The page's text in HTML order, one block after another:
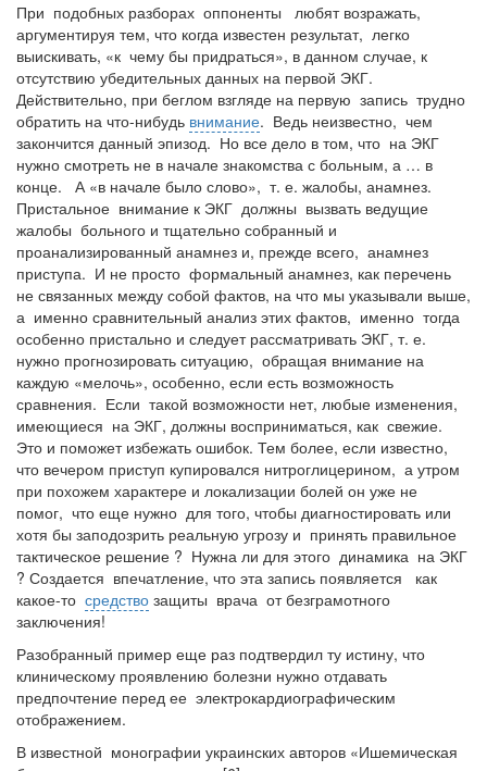
При подобных разборах оппоненты любят возражать,
аргументируя тем, что когда известен результат, легко
выискивать, «к чему бы придраться», в данном случае, к
отсутствию убедительных данных на первой ЭКГ.
Действительно, при беглом взгляде на первую запись трудно
обратить на что-нибудь внимание. Ведь неизвестно, чем
закончится данный эпизод. Но все дело в том, что на ЭКГ
нужно смотреть не в начале знакомства с больным, а … в
конце. А «в начале было слово», т. е. жалобы, анамнез.
Пристальное внимание к ЭКГ должны вызвать ведущие
жалобы больного и тщательно собранный и
проанализированный анамнез и, прежде всего, анамнез
приступа. И не просто формальный анамнез, как перечень
не связанных между собой фактов, на что мы указывали выше,
а именно сравнительный анализ этих фактов, именно тогда
особенно пристально и следует рассматривать ЭКГ, т. е.
нужно прогнозировать ситуацию, обращая внимание на
каждую «мелочь», особенно, если есть возможность
сравнения. Если такой возможности нет, любые изменения,
имеющиеся на ЭКГ, должны восприниматься, как свежие.
Это и поможет избежать ошибок. Тем более, если известно,
что вечером приступ купировался нитроглицерином, а утром
при похожем характере и локализации болей он уже не
помог, что еще нужно для того, чтобы диагностировать или
хотя бы заподозрить реальную угрозу и принять правильное
тактическое решение ? Нужна ли для этого динамика на ЭКГ
? Создается впечатление, что эта запись появляется как
какое-то средство защиты врача от безграмотного
заключения!
Разобранный пример еще раз подтвердил ту истину, что
клиническому проявлению болезни нужно отдавать
предпочтение перед ее электрокардиографическим
отображением.
В известной монографии украинских авторов «Ишемическая